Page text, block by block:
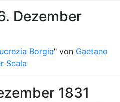
Dezember
Borgia" von Gaetano
Scala
1831